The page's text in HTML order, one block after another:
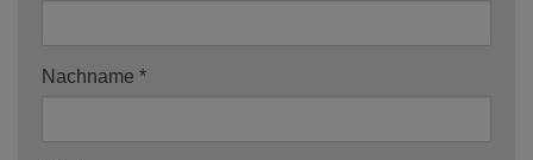
Nachname